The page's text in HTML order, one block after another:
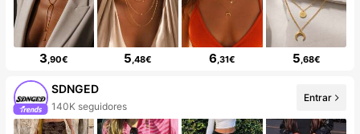
3,90€ 5,48€ 6,31€ 5,68€
SDNGED
140K seguidores
Entrar